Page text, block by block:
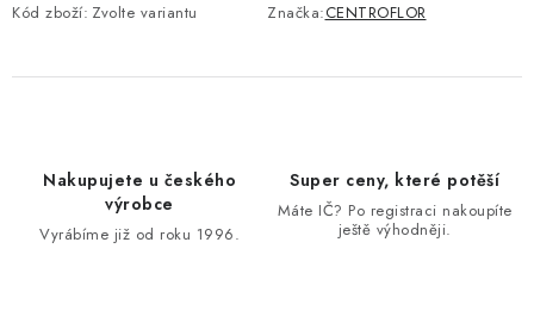
Kód zboží: Zvolte variantu Značka:CENTROFLOR
Nakupujete u českého
výrobce
Vyrábíme již od roku 1996.
Super ceny, které potěší
Máte IČ? Po registraci nakoupíte
ještě výhodněji.